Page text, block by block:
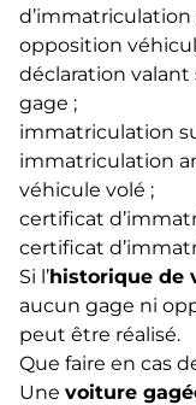
d’immatriculation
opposition
déclaration valant
gage ;
immatriculation
immatriculation
véhicule volé ;
certificat
certificat
Si l’historique de
aucun gage ni
peut être réalisé.
Que faire en cas
Une voiture